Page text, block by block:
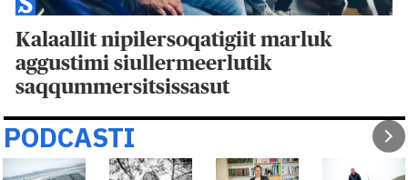
Kalaallit nipilersoqatigiit marluk
aggustimi siullermeerlutik
saqqummersitsissasut
PODCASTI